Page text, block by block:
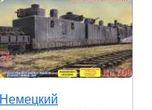
Немецкий